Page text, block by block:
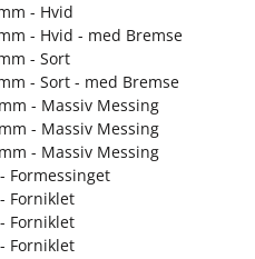
- Hvid
- Hvid - med Bremse
- Sort
- Sort - med Bremse
- Massiv Messing
- Massiv Messing
- Massiv Messing
Formessinget
Forniklet
Forniklet
Forniklet